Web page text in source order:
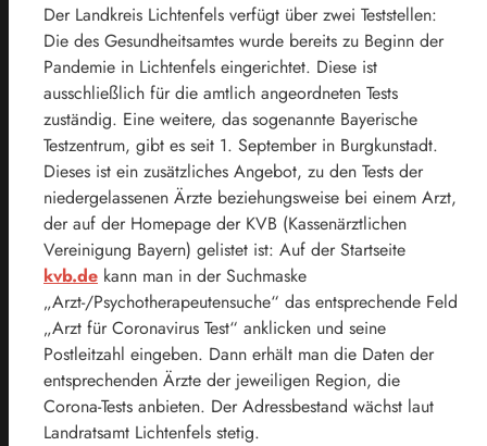
Der Landkreis Lichtenfels verfügt über zwei Teststellen:
Die des Gesundheitsamtes wurde bereits zu Beginn der
Pandemie in Lichtenfels eingerichtet. Diese ist
ausschließlich für die amtlich angeordneten Tests
zuständig. Eine weitere, das sogenannte Bayerische
Testzentrum, gibt es seit 1. September in Burgkunstadt.
Dieses ist ein zusätzliches Angebot, zu den Tests der
niedergelassenen Ärzte beziehungsweise bei einem Arzt,
der auf der Homepage der KVB (Kassenärztlichen
Vereinigung Bayern) gelistet ist: Auf der Startseite
kvb.de kann man in der Suchmaske
„Arzt-/Psychotherapeutensuche“ das entsprechende Feld
„Arzt für Coronavirus Test“ anklicken und seine
Postleitzahl eingeben. Dann erhält man die Daten der
entsprechenden Ärzte der jeweiligen Region, die
Corona-Tests anbieten. Der Adressbestand wächst laut
Landratsamt Lichtenfels stetig.